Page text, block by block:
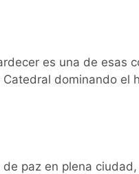
es una de esas
dominando el
paz en plena